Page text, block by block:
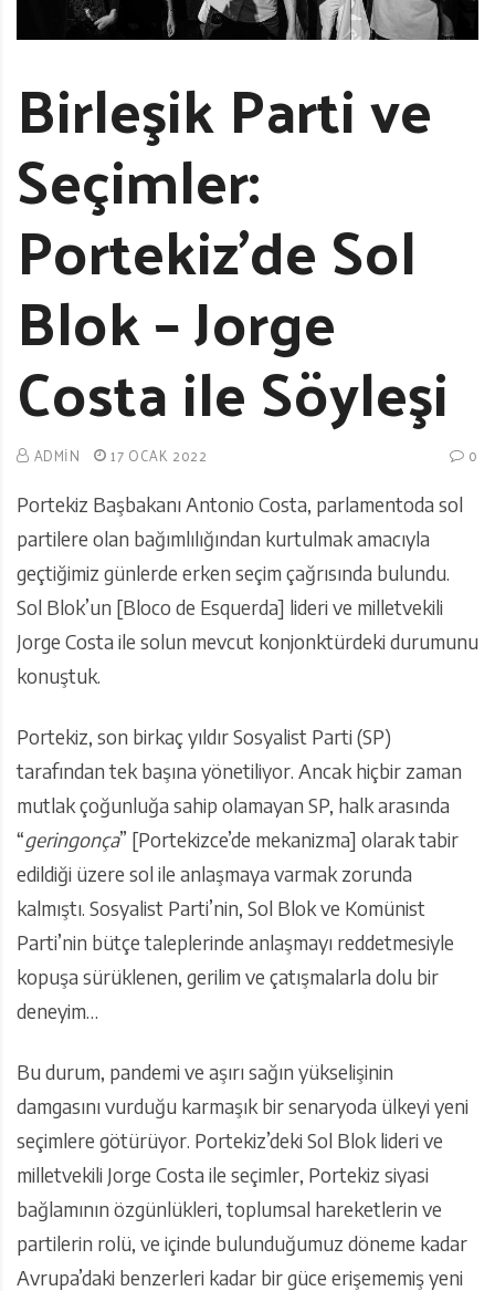
Birleşik Parti ve
Seçimler:
Portekiz’de Sol
Blok – Jorge
Costa ile Söyleşi
ADMIN 17 OCAK 2022 0
Portekiz Başbakanı Antonio Costa, parlamentoda sol
partilere olan bağımlılığından kurtulmak amacıyla
geçtiğimiz günlerde erken seçim çağrısında bulundu.
Sol Blok’un [Bloco de Esquerda] lideri ve milletvekili
Jorge Costa ile solun mevcut konjonktürdeki durumunu
konuştuk.
Portekiz, son birkaç yıldır Sosyalist Parti (SP)
tarafından tek başına yönetiliyor. Ancak hiçbir zaman
mutlak çoğunluğa sahip olamayan SP, halk arasında
“geringonça” [Portekizce’de mekanizma] olarak tabir
edildiği üzere sol ile anlaşmaya varmak zorunda
kalmıştı. Sosyalist Parti’nin, Sol Blok ve Komünist
Parti’nin bütçe taleplerinde anlaşmayı reddetmesiyle
kopuşa sürüklenen, gerilim ve çatışmalarla dolu bir
deneyim…
Bu durum, pandemi ve aşırı sağın yükselişinin
damgasını vurduğu karmaşık bir senaryoda ülkeyi yeni
seçimlere götürüyor. Portekiz’deki Sol Blok lideri ve
milletvekili Jorge Costa ile seçimler, Portekiz siyasi
bağlamının özgünlükleri, toplumsal hareketlerin ve
partilerin rolü, ve içinde bulunduğumuz döneme kadar
Avrupa’daki benzerleri kadar bir güce erişememiş yeni